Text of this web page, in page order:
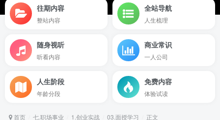
往期内容
整站内容
全站导航
人生梳理
随身视听
听看内容
商业常识
一人公司
人生阶段
年龄分段
免费内容
体验试读
首页 七.职场事业 1.创业实战 03.面授学习 正文